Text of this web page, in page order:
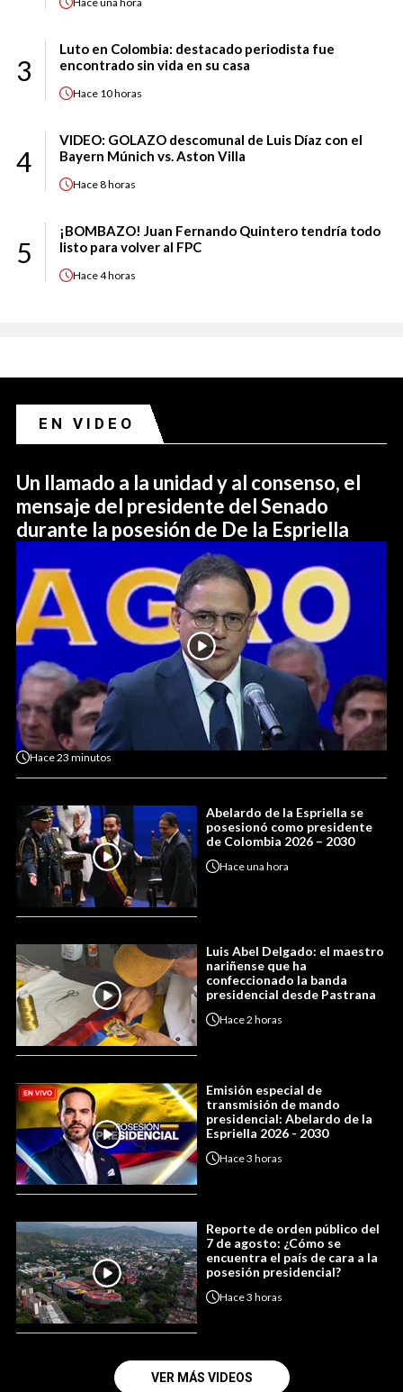
3
Luto en Colombia: destacado periodista fue
encontrado sin vida en su casa
Hace 10 horas
4
VIDEO: GOLAZO descomunal de Luis Díaz con el
Bayern Múnich vs. Aston Villa
Hace8 horas
5
¡BOMBAZO! Juan Fernando Quintero tendría todo
listo para volver al FPC
Hace4 horas
EN VIDEO
Un llamado a la unidad y al consenso, el
mensaje del presidente del Senado
durante la posesión de De la Espriella
Hace23 minutos
Abelardo de la Espriella se
posesionó como presidente
de Colombia 2026 – 2030
Haceuna hora
Luis Abel Delgado: el maestro
nariñense que ha
confeccionado la banda
presidencial desde Pastrana
Hace2 horas
Emisión especial de
transmisión de mando
presidencial: Abelardo de la
Espriella 2026 - 2030
Hace3 horas
Reporte de orden público del
7 de agosto: ¿Cómo se
encuentra el país de cara a la
posesión presidencial?
Hace3 horas
VER MÁS VIDEOS